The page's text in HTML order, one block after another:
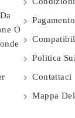
O
Politica
Contattaci
Mappa